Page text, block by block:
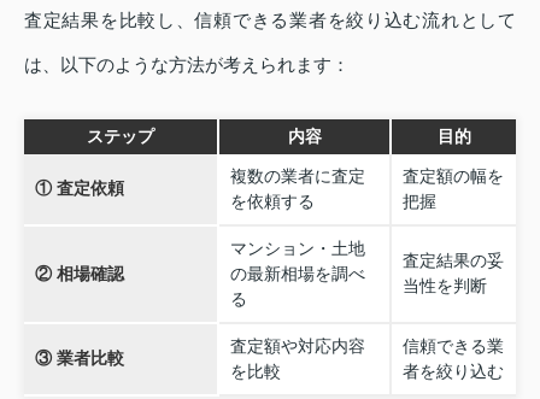
査定結果を比較し、信頼できる業者を絞り込む流れとして
は、以下のような方法が考えられます：
ステップ 内容 目的
① 査定依頼
複数の業者に査定
を依頼する
査定額の幅を
把握
② 相場確認
マンション・土地
の最新相場を調べ
る
査定結果の妥
当性を判断
③ 業者比較
査定額や対応内容
を比較
信頼できる業
者を絞り込む